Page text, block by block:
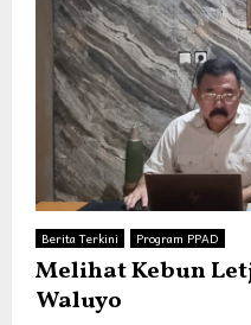
Berita Terkini Program PPAD
Melihat Kebun
Waluyo